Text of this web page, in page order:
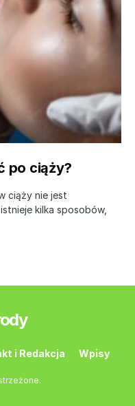
po ciąży?
ciąży nie jest
kilka sposobów,
i Redakcja Wpisy